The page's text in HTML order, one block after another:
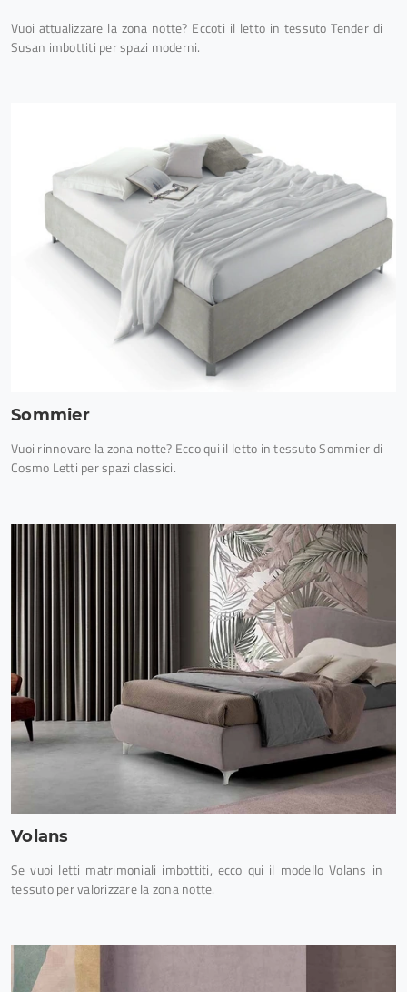
Vuoi attualizzare la zona notte? Eccoti il letto in tessuto Tender di
Susan imbottiti per spazi moderni.
Sommier
Vuoi rinnovare la zona notte? Ecco qui il letto in tessuto Sommier di
Cosmo Letti per spazi classici.
Volans
Se vuoi letti matrimoniali imbottiti, ecco qui il modello Volans in
tessuto per valorizzare la zona notte.